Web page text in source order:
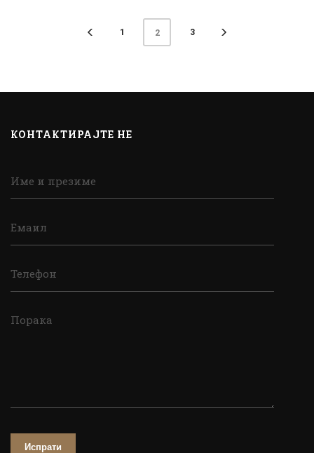
1 2 3
КОНТАКТИРАЈТЕ НЕ
Име и презиме
Емаил
Телефон
Порака
Испрати